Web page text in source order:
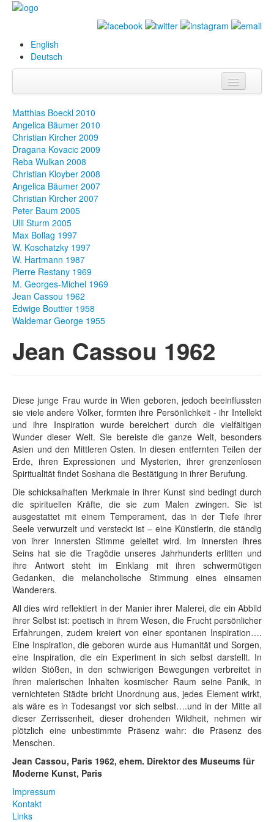
English
Deutsch
Biografie
Bilder
Datenbank
& Projekte
Events
Presse
Fotos
Publikationen
Texte
Museen
Matthias Boeckl 2010
Angelica Bäumer 2010
Christian Kircher 2009
Dragana Kovacic 2009
Reba Wulkan 2008
Christian Kloyber 2008
Angelica Bäumer 2007
Christian Kircher 2007
Peter Baum 2005
Ulli Sturm 2005
Max Bollag 1997
W. Koschatzky 1997
W. Hartmann 1987
Pierre Restany 1969
M. Georges-Michel 1969
Jean Cassou 1962
Edwige Bouttier 1958
Waldemar George 1955
Jean Cassou 1962
Diese junge Frau wurde in Wien geboren, jedoch beeinflussten
sie viele andere Völker, formten ihre Persönlichkeit - ihr Intellekt
und ihre Inspiration wurde bereichert durch die vielfältigen
Wunder dieser Welt. Sie bereiste die ganze Welt, besonders
Asien und den Mittleren Osten. In diesen entfernten Teilen der
Erde, ihren Expressionen und Mysterien, ihrer grenzenlosen
Spiritualität findet Soshana die Bestätigung in ihrer Berufung.
Die schicksalhaften Merkmale in ihrer Kunst sind bedingt durch
die spirituellen Kräfte, die sie zum Malen zwingen. Sie ist
ausgestattet mit einem Temperament, das in der Tiefe ihrer
Seele verwurzelt und versteckt ist – eine Künstlerin, die ständig
von ihrer innersten Stimme geleitet wird. Im innersten ihres
Seins hat sie die Tragödie unseres Jahrhunderts erlitten und
ihre Antwort steht im Einklang mit ihren schwermütigen
Gedanken, die melancholische Stimmung eines einsamen
Wanderers.
All dies wird reflektiert in der Manier ihrer Malerei, die ein Abbild
ihrer Selbst ist: poetisch in ihrem Wesen, die Frucht persönlicher
Erfahrungen, zudem kreiert von einer spontanen Inspiration….
Eine Inspiration, die geboren wurde aus Humanität und Sorgen,
eine Inspiration, die ein Experiment in sich selbst darstellt. In
wilden Stößen, in den schwierigen Bewegungen verbreitet in
ihren malerischen Inhalten kosmischer Raum seine Panik, in
vernichteten Städte bricht Unordnung aus, jedes Element wirkt,
als wäre es in Todesangst vor sich selbst….und in der Mitte all
dieser Zerrissenheit, dieser drohenden Wildheit, nehmen wir
plötzlich eine unbestimmte Präsenz wahr: die Präsenz des
Menschen.
Jean Cassou, Paris 1962, ehem. Direktor des Museums für
Moderne Kunst, Paris
Impressum
Kontakt
Links